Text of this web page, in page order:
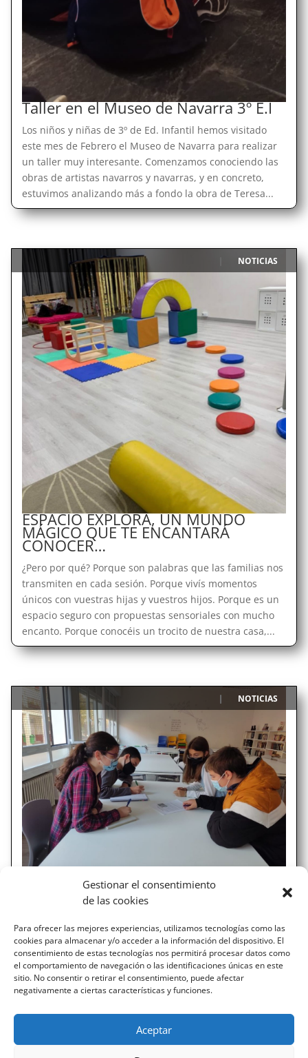
Gestionar el consentimiento
de las cookies
Para ofrecer las mejores experiencias, utilizamos tecnologías como las
cookies para almacenar y/o acceder a la información del dispositivo. El
consentimiento de estas tecnologías nos permitirá procesar datos como
el comportamiento de navegación o las identificaciones únicas en este
sitio. No consentir o retirar el consentimiento, puede afectar
negativamente a ciertas características y funciones.
Aceptar
Taller en el Museo de Navarra 3º E.I
Los niños y niñas de 3º de Ed. Infantil hemos visitado
este mes de Febrero el Museo de Navarra para realizar
un taller muy interesante. Comenzamos conociendo las
obras de artistas navarros y navarras, y en concreto,
estuvimos analizando más a fondo la obra de Teresa...
ESPACIO EXPLORA, UN MUNDO
MÁGICO QUE TE ENCANTARÁ
CONOCER…
NOTICIAS
¿Pero por qué? Porque son palabras que las familias nos
transmiten en cada sesión. Porque vivís momentos
únicos con vuestras hijas y vuestros hijos. Porque es un
espacio seguro con propuestas sensoriales con mucho
encanto. Porque conocéis un trocito de nuestra casa,...
¡Papyrus ya funciona!
NOTICIAS
o periódico digital en el que el alumnado puede publicar
sus artículos, vídeos y podcast sobre el tema que más
les interese. Podéis leer todos los artículos en
www.papyrus.escolapiosemaus.org y nos podéis seguir
en...
« ENTRADAS MÁS ANTIGUAS